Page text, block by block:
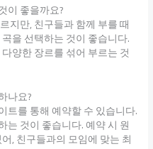
이 좋을까요?
지만, 친구들과 함께 부를 때
을 선택하는 것이 좋습니다.
양한 장르를 섞어 부르는 것
나요?
트를 통해 예약할 수 있습니다.
는 것이 좋습니다. 예약 시 원
, 친구들과의 모임에 맞는 최